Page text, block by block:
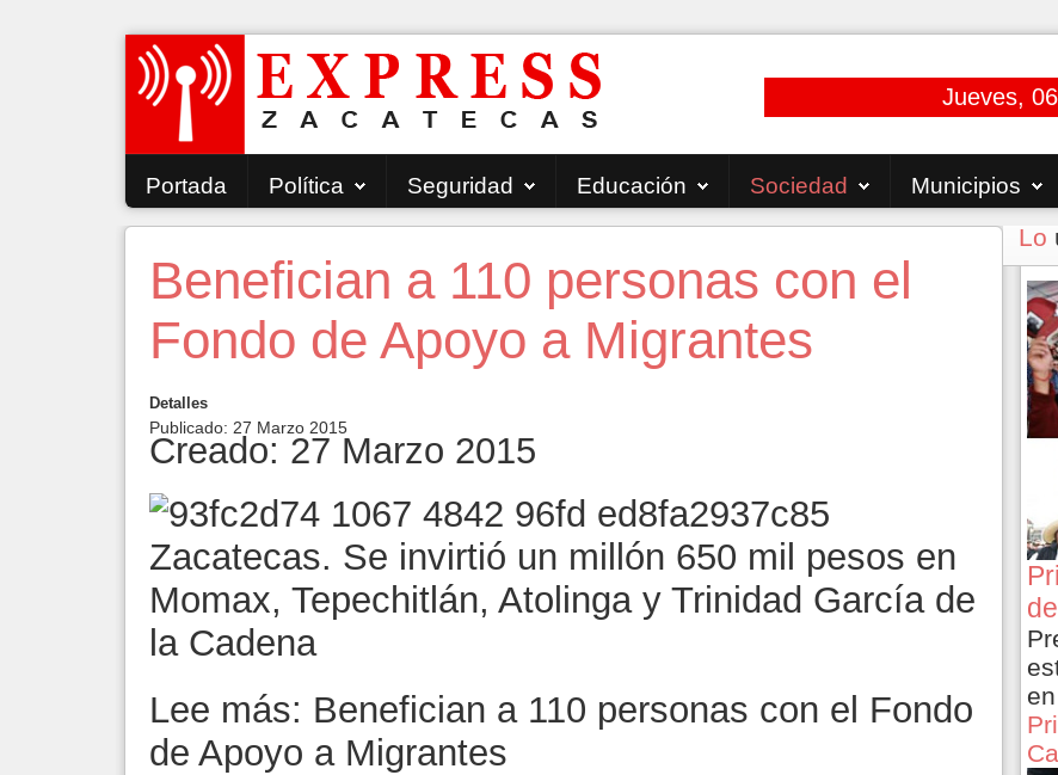
Jueves,
Portada Política Seguridad Educación Sociedad Municipios
Benefician a 110 personas con el
Fondo de Apoyo a Migrantes
Detalles
Publicado: 27 Marzo 2015
Creado: 27 Marzo 2015
Zacatecas. Se invirtió un millón 650 mil pesos en
Momax, Tepechitlán, Atolinga y Trinidad García de
la Cadena
Lee más: Benefician a 110 personas con el Fondo
de Apoyo a Migrantes
Lo